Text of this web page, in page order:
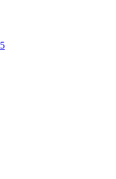
5